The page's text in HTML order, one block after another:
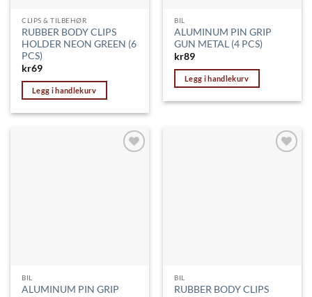
CLIPS & TILBEHØR
RUBBER BODY CLIPS
HOLDER NEON GREEN (6
PCS)
kr69
Legg i handlekurv
BIL
ALUMINUM PIN GRIP
GUN METAL (4 PCS)
kr89
Legg i handlekurv
BIL
ALUMINUM PIN GRIP
BIL
RUBBER BODY CLIPS